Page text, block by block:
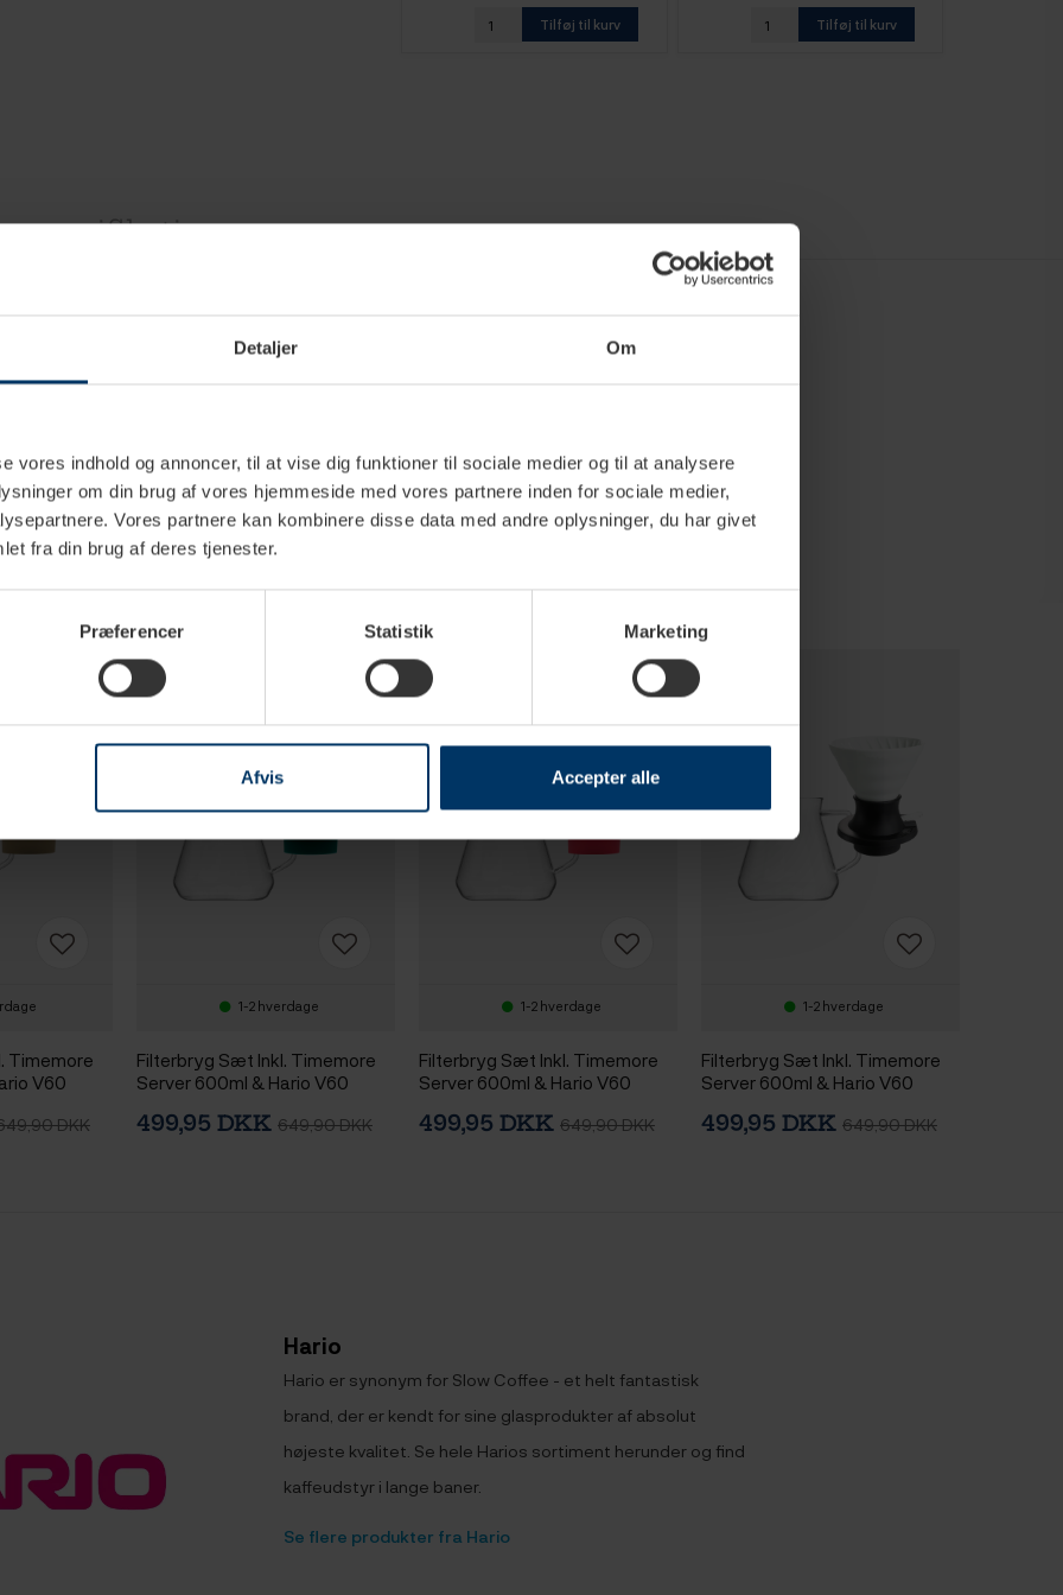
Detaljer Om
vores indhold og annoncer, til at vise dig funktioner til sociale medier og til at analysere
om din brug af vores hjemmeside med vores partnere inden for sociale medier,
Vores partnere kan kombinere disse data med andre oplysninger, du har givet
fra din brug af deres tjenester.
Præferencer Statistik Marketing
Afvis Accepter alle
Tilføj til kurv Tilføj til kurv
specifikationer
langsomt over kaffen i cirkulere bevægelser midt mellem center og kant til ønsket mængde.
Timemore
V60
Hvid &
DKK
1-2 hverdage
Filterbryg Sæt Inkl. Timemore
Server 600ml & Hario V60
Keramik 2 Kop. Turkis & 100 stk.
499,95 DKK 649,90 DKK
1-2 hverdage
Filterbryg Sæt Inkl. Timemore
Server 600ml & Hario V60
Keramik 2 Kop. Pink & 100 stk.
499,95 DKK 649,90 DKK
1-2 hverdage
Filterbryg Sæt Inkl. Timemore
Server 600ml & Hario V60
Keramik 2 Kop. Hvid & 100 stk.
499,95 DKK 649,90 DKK
Hario
Hario er synonym for Slow Coffee - et helt fantastisk
brand, der er kendt for sine glasprodukter af absolut
højeste kvalitet. Se hele Harios sortiment herunder og find
kaffeudstyr i lange baner.
Se flere produkter fra Hario